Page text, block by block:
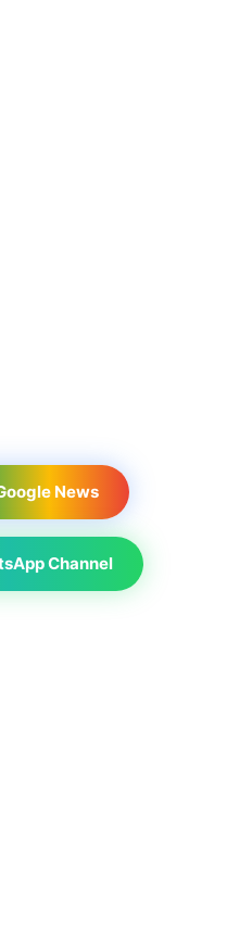
News
Channel